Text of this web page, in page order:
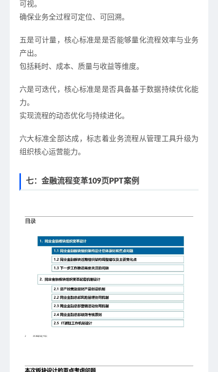
可视。
确保业务全过程可定位、可回溯。
五是可计量，核心标准是是否能够量化流程效率与业务
产出。
包括耗时、成本、质量与收益等维度。
六是可迭代，核心标准是是否具备基于数据持续优化能
力。
实现流程的动态优化与持续进化。
六大标准全部达成，标志着业务流程从管理工具升级为
组织核心运营能力。
七：金融流程变革109页PPT案例